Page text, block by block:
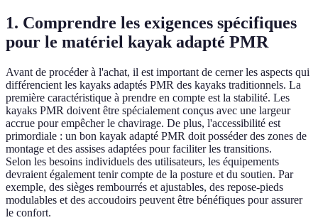
1. Comprendre les exigences spécifiques
pour le matériel kayak adapté PMR
Avant de procéder à l'achat, il est important de cerner les aspects qui
différencient les kayaks adaptés PMR des kayaks traditionnels. La
première caractéristique à prendre en compte est la stabilité. Les
kayaks PMR doivent être spécialement conçus avec une largeur
accrue pour empêcher le chavirage. De plus, l'accessibilité est
primordiale : un bon kayak adapté PMR doit posséder des zones de
montage et des assises adaptées pour faciliter les transitions.
Selon les besoins individuels des utilisateurs, les équipements
devraient également tenir compte de la posture et du soutien. Par
exemple, des sièges rembourrés et ajustables, des repose-pieds
modulables et des accoudoirs peuvent être bénéfiques pour assurer
le confort.